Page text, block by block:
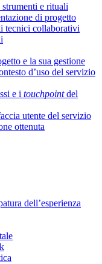
e rituali
di progetto
tecnici collaborativi
e la sua gestione
d’uso del servizio
e i touchpointdel
utente del servizio
ottenuta
dell’esperienza